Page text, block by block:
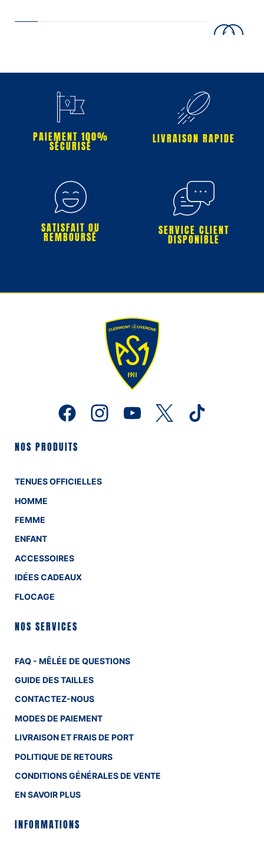
PAIEMENT 100%
SÉCURISÉ
LIVRAISON RAPIDE
SATISFAIT OU
REMBOURSÉ SERVICE CLIENT
DISPONIBLE
NOS PRODUITS
TENUES OFFICIELLES
HOMME
FEMME
ENFANT
ACCESSOIRES
IDÉES CADEAUX
FLOCAGE
NOS SERVICES
FAQ - MÊLÉE DE QUESTIONS
GUIDE DES TAILLES
CONTACTEZ-NOUS
MODES DE PAIEMENT
LIVRAISON ET FRAIS DE PORT
POLITIQUE DE RETOURS
CONDITIONS GÉNÉRALES DE VENTE
EN SAVOIR PLUS
INFORMATIONS